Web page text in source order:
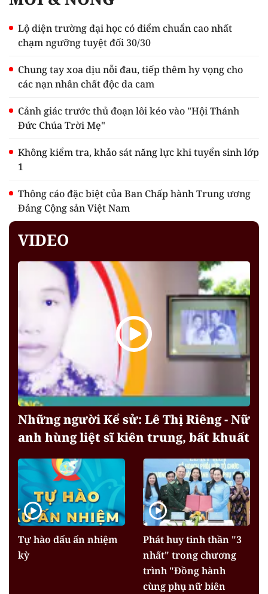
Lộ diện trường đại học có điểm chuẩn cao nhất
chạm ngưỡng tuyệt đối 30/30
Chung tay xoa dịu nỗi đau, tiếp thêm hy vọng cho
các nạn nhân chất độc da cam
Cảnh giác trước thủ đoạn lôi kéo vào "Hội Thánh
Đức Chúa Trời Mẹ"
Không kiểm tra, khảo sát năng lực khi tuyển sinh lớp
1
Thông cáo đặc biệt của Ban Chấp hành Trung ương
Đảng Cộng sản Việt Nam
VIDEO
Những người Kể sử: Lê Thị Riêng - Nữ
anh hùng liệt sĩ kiên trung, bất khuất
Tự hào dấu ấn nhiệm
kỳ
Phát huy tinh thần "3
nhất" trong chương
trình "Đồng hành
cùng phụ nữ biên